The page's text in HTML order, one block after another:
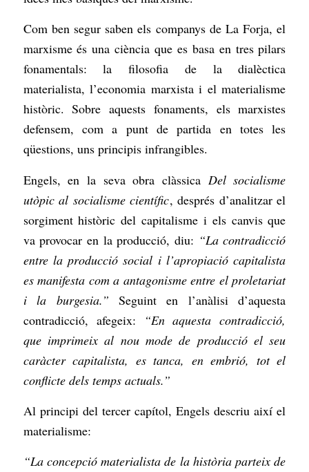
Com ben segur saben els companys de La Forja, el
marxisme és una ciència que es basa en tres pilars
fonamentals: la filosofia de la dialèctica
materialista, l’economia marxista i el materialisme
històric. Sobre aquests fonaments, els marxistes
defensem, com a punt de partida en totes les
qüestions, uns principis infrangibles.
Engels, en la seva obra clàssica Del socialisme
utòpic al socialisme científic, després d’analitzar el
sorgiment històric del capitalisme i els canvis que
va provocar en la producció, diu: “La contradicció
entre la producció social i l’apropiació capitalista
es manifesta com a antagonisme entre el proletariat
i la burgesia.” Seguint en l’anàlisi d’aquesta
contradicció, afegeix:
“En aquesta contradicció,
que imprimeix al nou mode de producció el seu
caràcter capitalista, es tanca, en embrió, tot el
conflicte dels temps actuals.”
Al principi del tercer capítol, Engels descriu així el
materialisme:
“La concepció materialista de la història parteix de